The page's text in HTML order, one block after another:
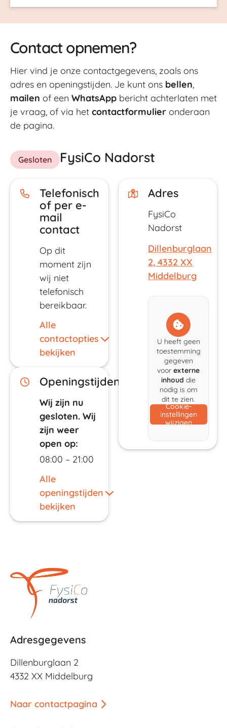
Contact opnemen?
Hier vind je onze contactgegevens, zoals ons
adres en openingstijden. Je kunt ons bellen,
mailen of een WhatsApp bericht achterlaten met
je vraag, of via het contactformulier onderaan
de pagina.
FysiCo Nadorst
Gesloten
Telefonisch
of per e-
mail
contact
Op dit
moment zijn
wij niet
telefonisch
bereikbaar.
Alle
contactopties
bekijken
Openingstijden
Wij zijn nu
gesloten. Wij
zijn weer
open op:
08:00 – 21:00
Alle
openingstijden
bekijken
Adres
FysiCo
Nadorst
Dillenburglaan
2, 4332 XX
Middelburg
U heeft geen
toestemming
gegeven
voor externe
inhoud die
nodig is om
dit te zien.
Cookie-
instellingen
wijzigen
Adresgegevens
Dillenburglaan 2
4332 XX Middelburg
Naar contactpagina